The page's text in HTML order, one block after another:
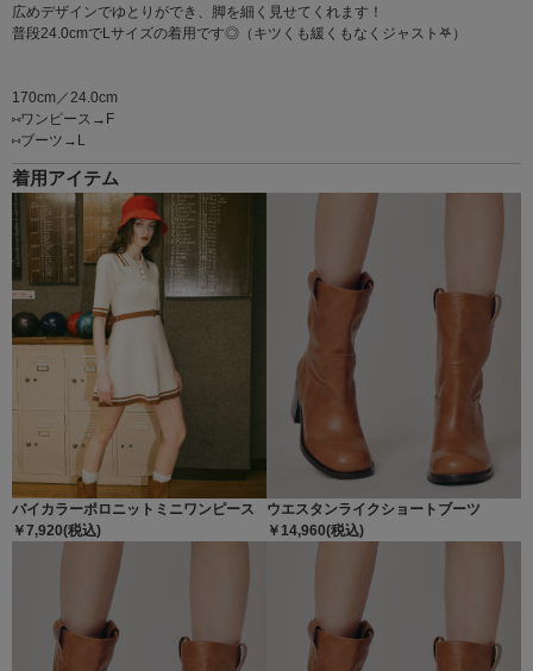
広めデザインでゆとりができ、脚を細く見せてくれます！
普段24.0cmでLサイズの着用です◎（キツくも緩くもなくジャスト𖤐）
170cm／24.0cm
⑅ワンピース→F
⑅ブーツ→L
着用アイテム
バイカラーポロニットミニワンピース
￥7,920(税込)
ウエスタンライクショートブーツ
￥14,960(税込)